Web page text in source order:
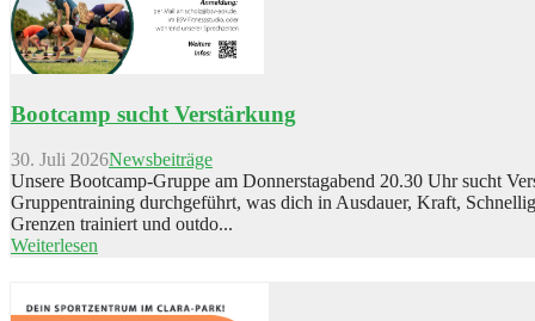
Bootcamp sucht Verstärkung
30. Juli 2026Newsbeiträge
Unsere Bootcamp-Gruppe am Donnerstagabend 20.30 Uhr sucht
Gruppentraining durchgeführt, was dich in Ausdauer, Kraft,
Grenzen trainiert und outdo...
Weiterlesen